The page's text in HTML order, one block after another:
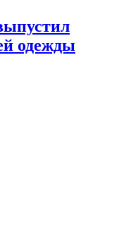
одежды